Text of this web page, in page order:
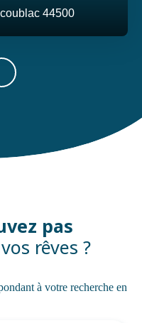
44500
pas
rêves ?
à votre recherche en